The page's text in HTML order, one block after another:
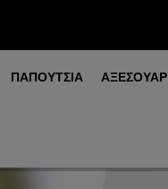
ΠΑΠΟΥΤΣΙΑ ΑΞΕΣΟΥΑΡ